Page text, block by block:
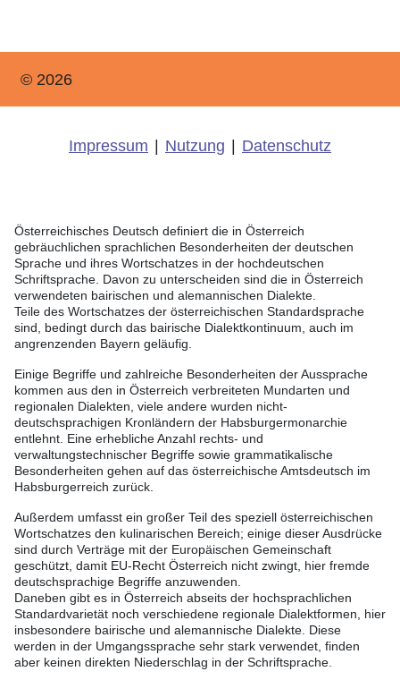
© 2026
Impressum Nutzung Datenschutz
Österreichisches Deutsch definiert die in Österreich
gebräuchlichen sprachlichen Besonderheiten der deutschen
Sprache und ihres Wortschatzes in der hochdeutschen
Schriftsprache. Davon zu unterscheiden sind die in Österreich
verwendeten bairischen und alemannischen Dialekte.
Teile des Wortschatzes der österreichischen Standardsprache
sind, bedingt durch das bairische Dialektkontinuum, auch im
angrenzenden Bayern geläufig.
Einige Begriffe und zahlreiche Besonderheiten der Aussprache
kommen aus den in Österreich verbreiteten Mundarten und
regionalen Dialekten, viele andere wurden nicht-
deutschsprachigen Kronländern der Habsburgermonarchie
entlehnt. Eine erhebliche Anzahl rechts- und
verwaltungstechnischer Begriffe sowie grammatikalische
Besonderheiten gehen auf das österreichische Amtsdeutsch im
Habsburgerreich zurück.
Außerdem umfasst ein großer Teil des speziell österreichischen
Wortschatzes den kulinarischen Bereich; einige dieser Ausdrücke
sind durch Verträge mit der Europäischen Gemeinschaft
geschützt, damit EU-Recht Österreich nicht zwingt, hier fremde
deutschsprachige Begriffe anzuwenden.
Daneben gibt es in Österreich abseits der hochsprachlichen
Standardvarietät noch verschiedene regionale Dialektformen, hier
insbesondere bairische und alemannische Dialekte. Diese
werden in der Umgangssprache sehr stark verwendet, finden
aber keinen direkten Niederschlag in der Schriftsprache.